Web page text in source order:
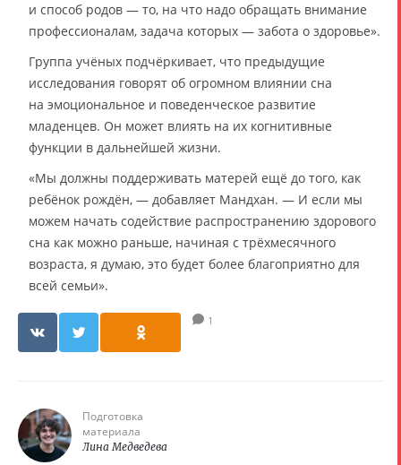
и способ родов — то, на что надо обращать внимание
профессионалам, задача которых — забота о здоровье».
Группа учёных подчёркивает, что предыдущие
исследования говорят об огромном влиянии сна
на эмоциональное и поведенческое развитие
младенцев. Он может влиять на их когнитивные
функции в дальнейшей жизни.
«Мы должны поддерживать матерей ещё до того, как
ребёнок рождён, — добавляет Мандхан. — И если мы
можем начать содействие распространению здорового
сна как можно раньше, начиная с трёхмесячного
возраста, я думаю, это будет более благоприятно для
всей семьи».
1
Подготовка
материала
Лина Медведева